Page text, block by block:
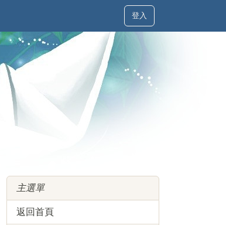
登入
主選單
返回首頁